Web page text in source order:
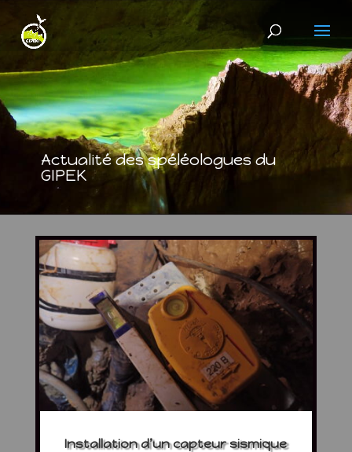
Actualité des spéléologues du
GIPEK
Installation d’un capteur sismique